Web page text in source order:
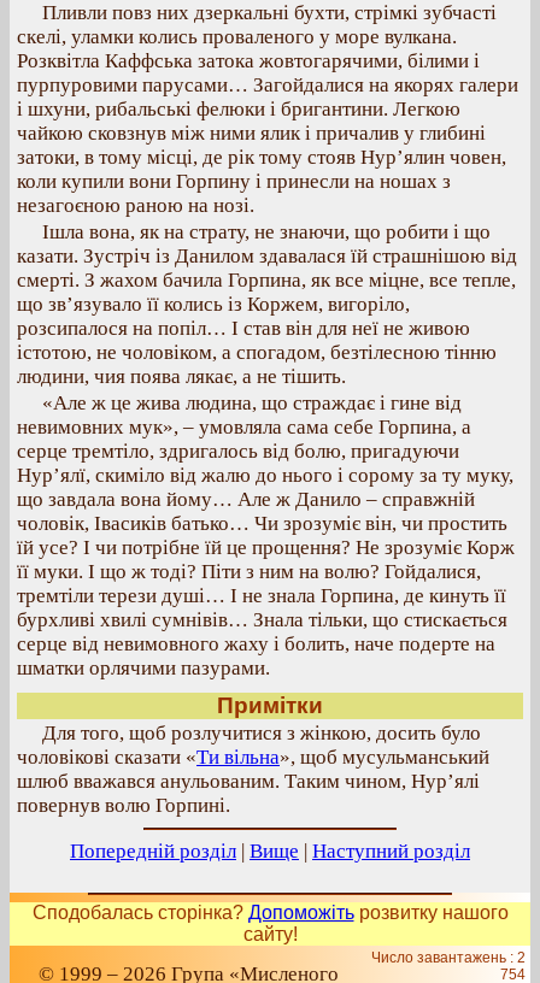
Пливли повз них дзеркальні бухти, стрімкі зубчасті
скелі, уламки колись проваленого у море вулкана.
Розквітла Каффська затока жовтогарячими, білими і
пурпуровими парусами… Загойдалися на якорях галери
і шхуни, рибальські фелюки і бригантини. Легкою
чайкою сковзнув між ними ялик і причалив у глибині
затоки, в тому місці, де рік тому стояв Нур’ялин човен,
коли купили вони Горпину і принесли на ношах з
незагоєною раною на нозі.
Ішла вона, як на страту, не знаючи, що робити і що
казати. Зустріч із Данилом здавалася їй страшнішою від
смерті. З жахом бачила Горпина, як все міцне, все тепле,
що зв’язувало її колись із Коржем, вигоріло,
розсипалося на попіл… І став він для неї не живою
істотою, не чоловіком, а спогадом, безтілесною тінню
людини, чия поява лякає, а не тішить.
«Але ж це жива людина, що страждає і гине від
невимовних мук», – умовляла сама себе Горпина, а
серце тремтіло, здригалось від болю, пригадуючи
Нур’ялї, скиміло від жалю до нього і сорому за ту муку,
що завдала вона йому… Але ж Данило – справжній
чоловік, Івасиків батько… Чи зрозуміє він, чи простить
їй усе? І чи потрібне їй це прощення? Не зрозуміє Корж
її муки. І що ж тоді? Піти з ним на волю? Гойдалися,
тремтіли терези душі… І не знала Горпина, де кинуть її
бурхливі хвилі сумнівів… Знала тільки, що стискається
серце від невимовного жаху і болить, наче подерте на
шматки орлячими пазурами.
Примітки
Для того, щоб розлучитися з жінкою, досить було
чоловікові сказати «Ти вільна», щоб мусульманський
шлюб вважався анульованим. Таким чином, Нур’ялі
повернув волю Горпині.
Попередній розділ | Вище | Наступний розділ
Сподобалась сторінка? Допоможітьрозвитку нашого
сайту!
© 1999 – 2026 Група «Мисленого
Число завантажень : 2
754